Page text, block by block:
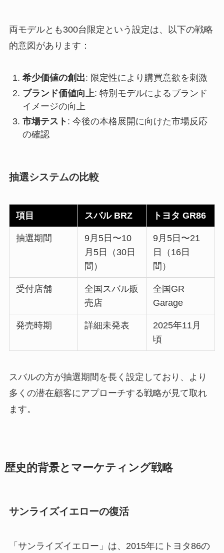
両モデルとも300台限定という設定は、以下の戦略
的意図があります：
希少価値の創出: 限定性により購買意欲を刺激
ブランド価値向上: 特別モデルによるブランド
イメージの向上
市場テスト : 今後の本格展開に向けた市場反応
の確認
抽選システムの比較
項目 スバル BRZ トヨタ GR86
抽選期間
9月5日〜10
月5日（30日
間）
9月5日〜21
日（16日
間）
受付店舗
全国スバル販
売店
全国GR
Garage
発売時期 詳細未発表
2025年11月
頃
スバルの方が抽選期間を長く設定しており、より
多くの潜在顧客にアプローチする戦略が見て取れ
ます。
歴史的背景とマーケティング戦略
サンライズイエローの復活
「サンライズイエロー」は、2015年にトヨタ86の